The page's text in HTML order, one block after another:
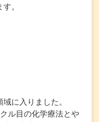
。
に入りました。
ル目の化学療法とや